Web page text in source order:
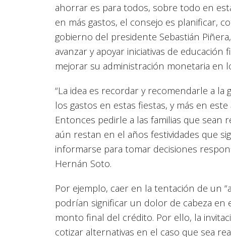
ahorrar es para todos, sobre todo en
en más gastos, el consejo es planificar,
gobierno del presidente Sebastián
avanzar y apoyar iniciativas de
mejorar su administración monetaria en
“La idea es recordar y recomendarle a
los gastos en estas fiestas, y más en
Entonces pedirle a las familias que
aún restan en el años festividades que
informarse para tomar decisiones
Hernán Soto.
Por ejemplo, caer en la tentación de un
podrían significar un dolor de cabeza
monto final del crédito. Por ello, la
cotizar alternativas en el caso que sea